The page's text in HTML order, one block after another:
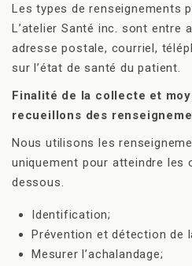
Les types de renseignements
L’atelier Santé inc. sont entre
adresse postale, courriel,
sur l’état de santé du patient.
Finalité de la collecte et
recueillons des
Nous utilisons les
uniquement pour atteindre
dessous.
Identification;
Prévention et détection de
Mesurer l’achalandage;